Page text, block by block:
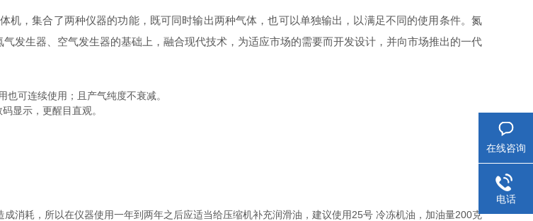
机，集合了两种仪器的功能，既可同时输出两种气体，也可以单独输出，以满足不同的使用条件。氮
发生器、空气发生器的基础上，融合现代技术，为适应市场的需要而开发设计，并向市场推出的一代
可连续使用；且产气纯度不衰减。
显示，更醒目直观。
耗，所以在仪器使用一年到两年之后应适当给压缩机补充润滑油，建议使用25号 冷冻机油，加油量200克
在线咨询
电话